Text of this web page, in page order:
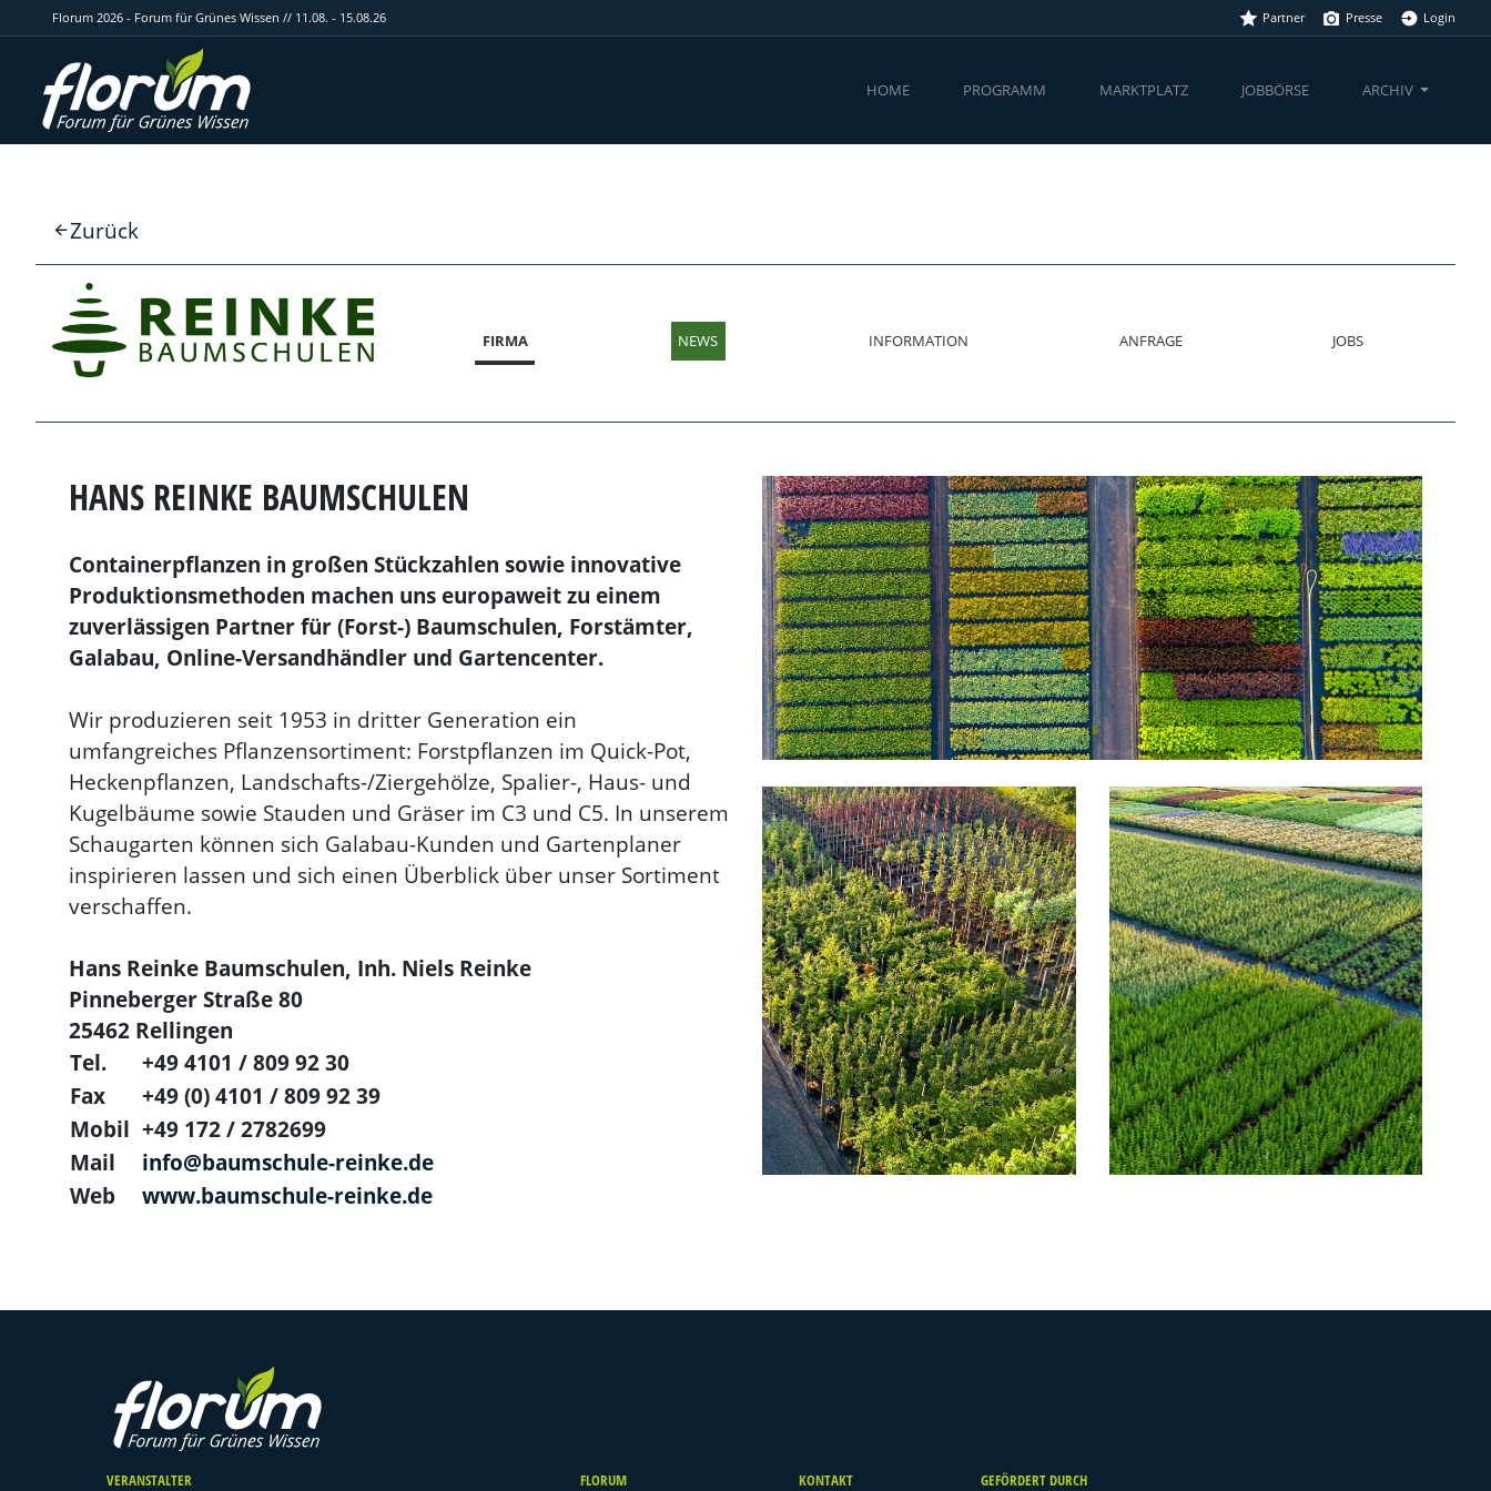
Florum 2026 - Forum für Grünes Wissen // 11.08. - 15.08.26 Partner Presse Login
HOME(CURRENT)PROGRAMM (CURRENT)MARKTPLATZ JOBBÖRSE ARCHIV
Zurück
FIRMA NEWS INFORMATION ANFRAGE JOBS
HANS REINKE BAUMSCHULEN
Containerpflanzen in großen Stückzahlen sowie innovative
Produktionsmethoden machen uns europaweit zu einem
zuverlässigen Partner für (Forst-) Baumschulen, Forstämter,
Galabau, Online-Versandhändler und Gartencenter.
Wir produzieren seit 1953 in dritter Generation ein
umfangreiches Pflanzensortiment: Forstpflanzen im Quick-Pot,
Heckenpflanzen, Landschafts-/Ziergehölze, Spalier-, Haus- und
Kugelbäume sowie Stauden und Gräser im C3 und C5. In unserem
Schaugarten können sich Galabau-Kunden und Gartenplaner
inspirieren lassen und sich einen Überblick über unser Sortiment
verschaffen.
Hans Reinke Baumschulen, Inh. Niels Reinke
Pinneberger Straße 80
25462 Rellingen
Tel.
+49 4101 / 809 92 30
Fax
+49 (0) 4101 / 809 92 39
Mobil +49 172 / 2782699
Mail
info@baumschule-reinke.de
Web
www.baumschule-reinke.de
VERANSTALTER
FLORUM
KONTAKT
GEFÖRDERT DURCH